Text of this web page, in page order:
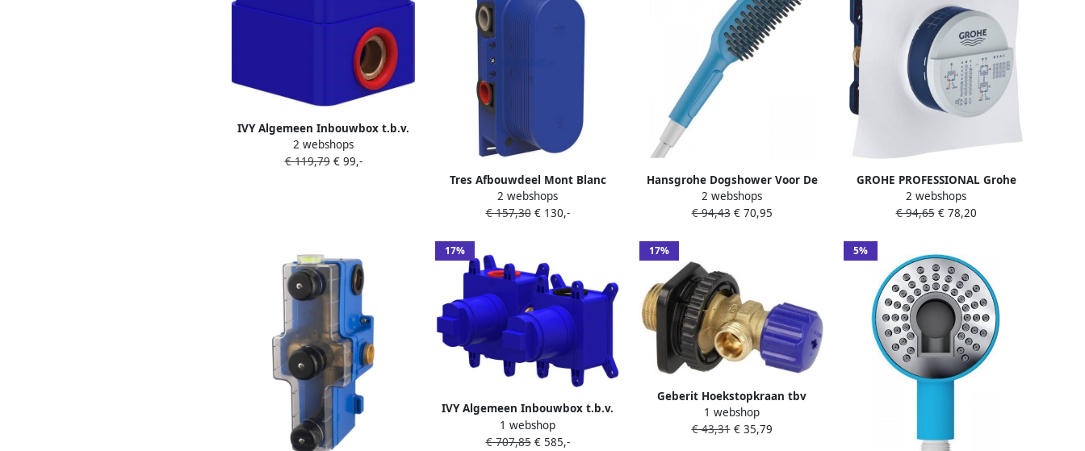
IVY Algemeen Inbouwbox t.b.v.
vrijstaande badmengkraan
Donker blauw
2 webshops
€ 119,79€ 99,-
Tres Afbouwdeel Mont Blanc
Douche Thermostaat 2-Weg
Chroom
2 webshops
€ 157,30€ 130,-
Hansgrohe Dogshower Voor De
Hond 3 Standen Met
Massagenoppen Petrol Blue
2 webshops
€ 94,43€ 70,95
GROHE PROFESSIONAL Grohe
Rapido SmartBox universele
inbouwbox 1 2"
2 webshops
€ 94,65€ 78,20
17%
IVY Algemeen Inbouwbox t.b.v.
inbouw thermostaat met 2-weg
stop-omstelling symmetry
1 webshop
€ 707,85€ 585,-
17%
Geberit Hoekstopkraan tbv
Reservoir
1 webshop
€ 43,31€ 35,79
5%